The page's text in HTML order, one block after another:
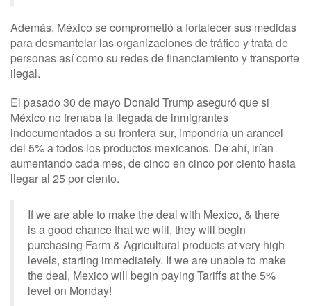
Además, México se comprometió a fortalecer sus medidas
para desmantelar las organizaciones de tráfico y trata de
personas así como su redes de financiamiento y transporte
ilegal.
El pasado 30 de mayo Donald Trump aseguró que si
México no frenaba la llegada de inmigrantes
indocumentados a su frontera sur, impondría un arancel
del 5% a todos los productos mexicanos. De ahí, irían
aumentando cada mes, de cinco en cinco por ciento hasta
llegar al 25 por ciento.
If we are able to make the deal with Mexico, & there
is a good chance that we will, they will begin
purchasing Farm & Agricultural products at very high
levels, starting immediately. If we are unable to make
the deal, Mexico will begin paying Tariffs at the 5%
level on Monday!